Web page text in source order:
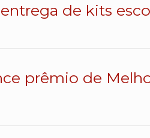
de kits
prêmio de